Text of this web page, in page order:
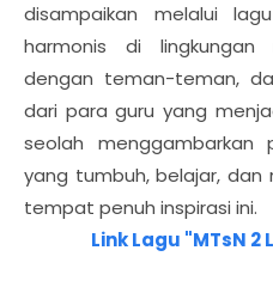
disampaikan melalui
harmonis di lingkungan
dengan teman-teman,
dari para guru yang
seolah menggambarkan
yang tumbuh, belajar,
tempat penuh inspirasi ini.
Link Lagu "MTsN